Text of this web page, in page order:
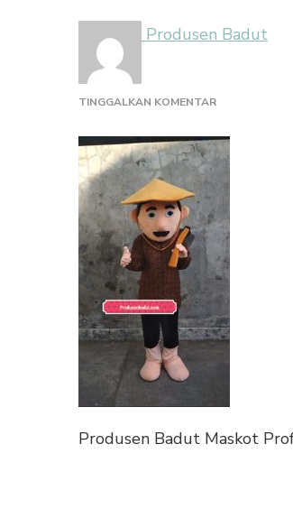
Produsen Badut
TINGGALKAN KOMENTARPADA
BADUT
MASKOT
DENGAN
CANGKUL
Produsen Badut Maskot